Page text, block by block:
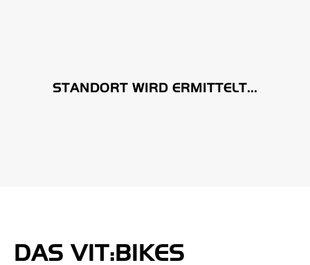
STANDORT WIRD ERMITTELT...
DAS VIT:BIKES